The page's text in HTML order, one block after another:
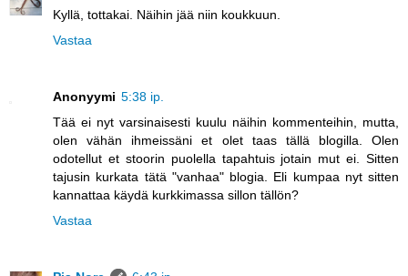
Kyllä, tottakai. Näihin jää niin koukkuun.
Vastaa
Anonyymi 5:38 ip.
Tää ei nyt varsinaisesti kuulu näihin kommenteihin, mutta,
olen vähän ihmeissäni et olet taas tällä blogilla. Olen
odotellut et stoorin puolella tapahtuis jotain mut ei. Sitten
tajusin kurkata tätä "vanhaa" blogia. Eli kumpaa nyt sitten
kannattaa käydä kurkkimassa sillon tällön?
Vastaa